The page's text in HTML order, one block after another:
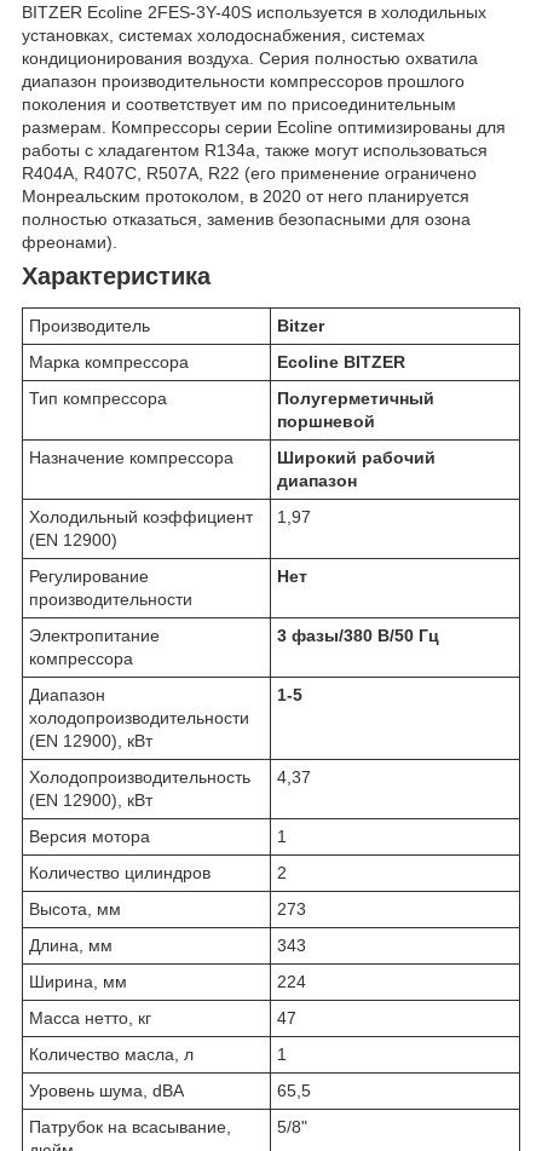
BITZER Ecoline 2FES-3Y-40S используется в холодильных
установках, системах холодоснабжения, системах
кондиционирования воздуха. Серия полностью охватила
диапазон производительности компрессоров прошлого
поколения и соответствует им по присоединительным
размерам. Компрессоры серии Ecoline оптимизированы для
работы с хладагентом R134a, также могут использоваться
R404A, R407C, R507A, R22 (его применение ограничено
Монреальским протоколом, в 2020 от него планируется
полностью отказаться, заменив безопасными для озона
фреонами).
Характеристика
Производитель
Bitzer
Марка компрессора
Ecoline BITZER
Тип компрессора
Полугерметичный
поршневой
Назначение компрессора
Широкий рабочий
диапазон
Холодильный коэффициент
(EN 12900)
1,97
Регулирование
производительности
Нет
Электропитание
компрессора
3 фазы/380 В/50 Гц
Диапазон
холодопроизводительности
(EN 12900), кВт
1-5
Холодопроизводительность
(EN 12900), кВт
4,37
Версия мотора
1
Количество цилиндров
2
Высота, мм
273
Длина, мм
343
Ширина, мм
224
Масса нетто, кг
47
Количество масла, л
1
Уровень шума, dBA
65,5
Патрубок на всасывание,
5/8"